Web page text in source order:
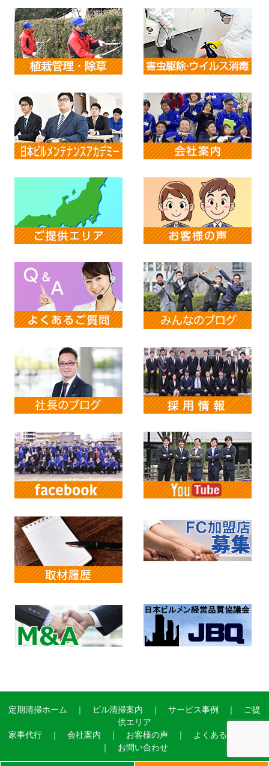
定期清掃ホーム ｜ ビル清掃案内 ｜ サービス事例 ｜
ご提
供エリア
家事代行｜ 会社案内 ｜ お客様の声｜
よくあるご質問
｜ お問い合わせ